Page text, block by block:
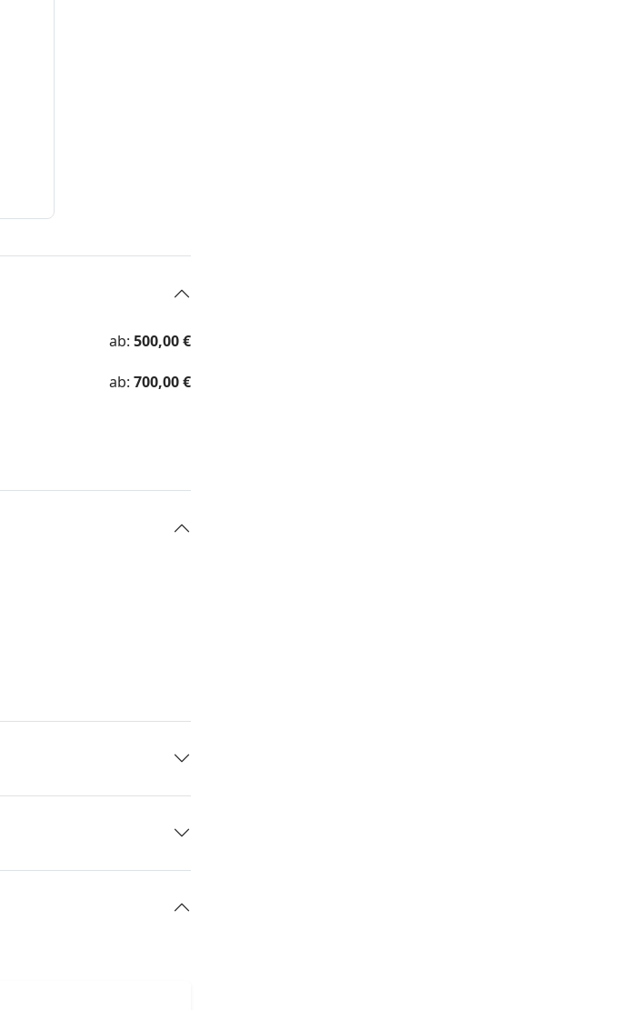
ab: 500,00 €
ab: 700,00 €